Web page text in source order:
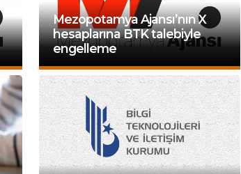
Mezopotamya Ajansı’nın X
hesaplarına BTK talebiyle
engelleme